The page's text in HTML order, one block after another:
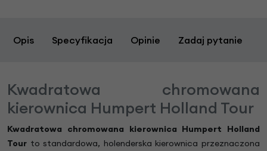
Opis Specyfikacja Opinie Zadaj pytanie
Kwadratowa chromowana
kierownica Humpert Holland Tour
Kwadratowa chromowana kierownica Humpert Holland
Tour to standardowa, holenderska kierownica przeznaczona